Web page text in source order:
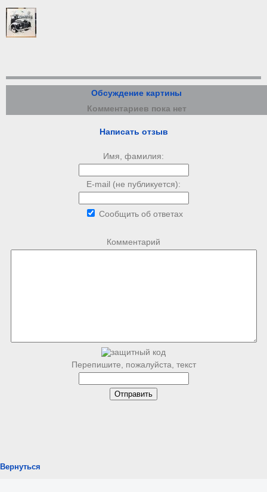
Обсуждение картины
Комментариев пока нет
Написать отзыв
Имя, фамилия:
E-mail (не публикуется):
Сообщить об ответах
Комментарий
Перепишите, пожалуйста, текст
Вернуться